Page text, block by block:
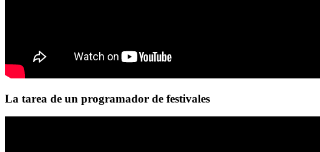
La tarea de un programador de festivales